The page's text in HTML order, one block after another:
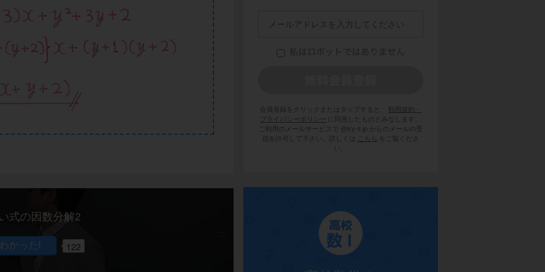
式の因数分解2
122
会員登録をクリックまたはタップすると、
利用規約・
プライバシーポリシー
に同意したものとみなします。
ご利用のメールサービスで @try-it.jp からのメールの受
信を許可して下さい。詳しくは
こちら
をご覧くださ
い。